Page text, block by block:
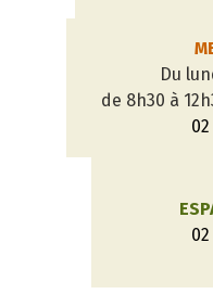
Du
de 8h30 à
02